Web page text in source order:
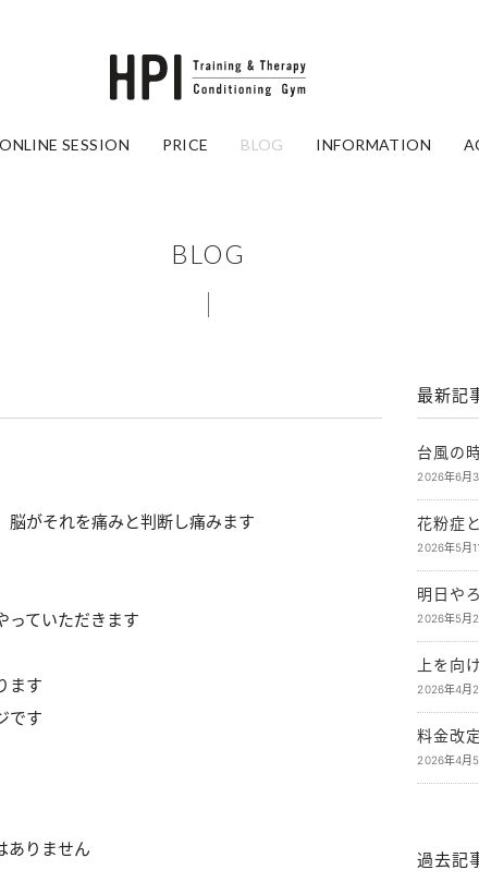
ONLINE SESSION PRICE BLOG INFORMATION
BLOG
がそれを痛みと判断し痛みます
っていただきます
ます
です
ありません
最新記
台風の
2026年6月3
花粉症
2026年5月
明日や
2026年5月2
上を向
2026年4月
料金改
2026年4月5
過去記